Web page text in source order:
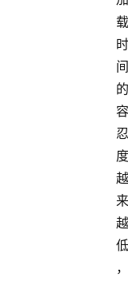
载
时
间
的
容
忍
度
越
来
越
低
，